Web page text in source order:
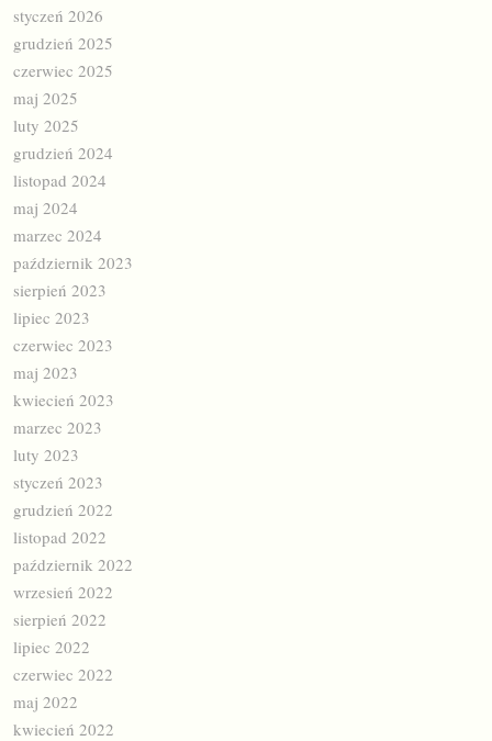
styczeń 2026
grudzień 2025
czerwiec 2025
maj 2025
luty 2025
grudzień 2024
listopad 2024
maj 2024
marzec 2024
październik 2023
sierpień 2023
lipiec 2023
czerwiec 2023
maj 2023
kwiecień 2023
marzec 2023
luty 2023
styczeń 2023
grudzień 2022
listopad 2022
październik 2022
wrzesień 2022
sierpień 2022
lipiec 2022
czerwiec 2022
maj 2022
kwiecień 2022